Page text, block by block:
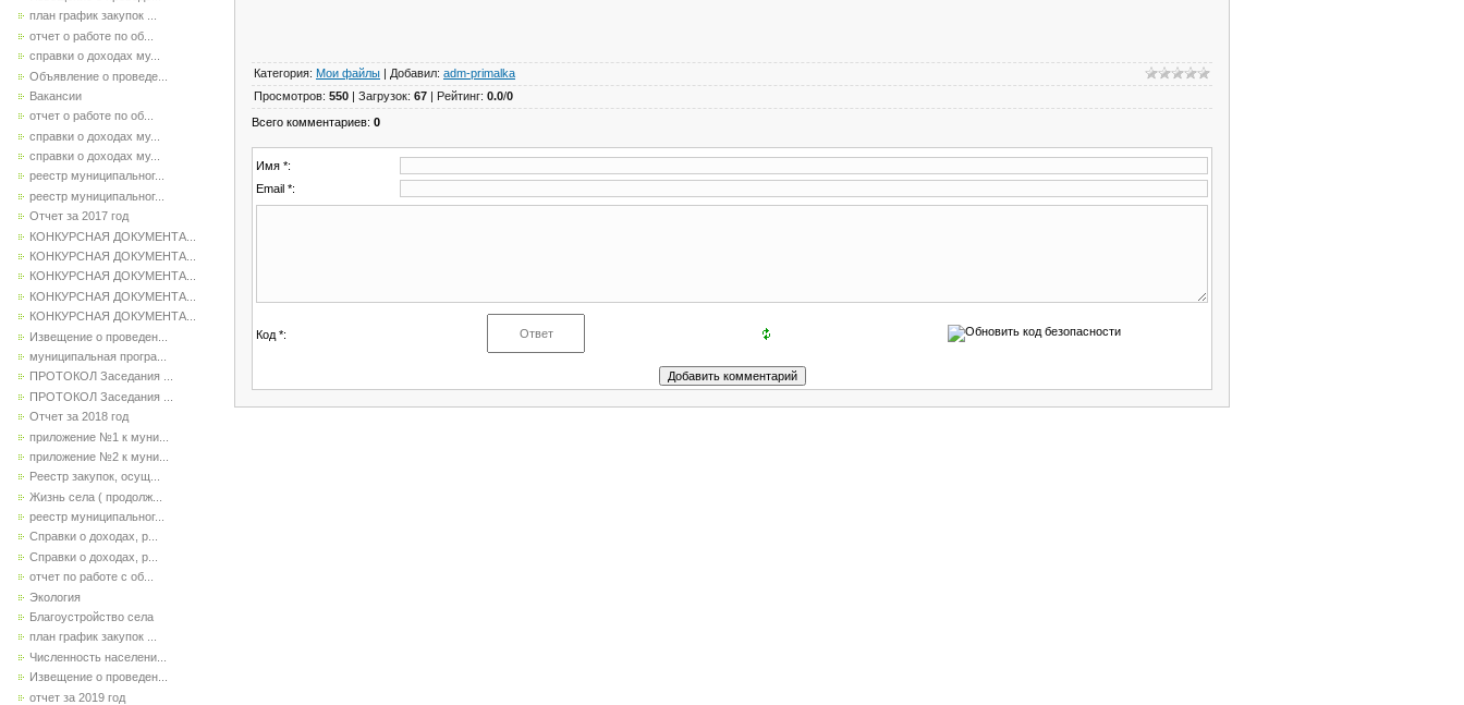
план график закупок ...
отчет о работе по об...
справки о доходах му...
Объявление о проведе...
Вакансии
отчет о работе по об...
справки о доходах му...
справки о доходах му...
реестр муниципальног...
реестр муниципальног...
Отчет за 2017 год
КОНКУРСНАЯ ДОКУМЕНТА...
КОНКУРСНАЯ ДОКУМЕНТА...
КОНКУРСНАЯ ДОКУМЕНТА...
КОНКУРСНАЯ ДОКУМЕНТА...
КОНКУРСНАЯ ДОКУМЕНТА...
Извещение о проведен...
муниципальная програ...
ПРОТОКОЛ Заседания ...
ПРОТОКОЛ Заседания ...
Отчет за 2018 год
приложение №1 к муни...
приложение №2 к муни...
Реестр закупок, осущ...
Жизнь села ( продолж...
реестр муниципальног...
Справки о доходах, р...
Справки о доходах, р...
отчет по работе с об...
Экология
Благоустройство села
план график закупок ...
Численность населени...
Извещение о проведен...
отчет за 2019 год
Категория: Мои файлы | Добавил: adm-primalka
Просмотров: 550 | Загрузок: 67 | Рейтинг: 0.0/0
Всего комментариев: 0
Имя *:
Email *:
Код *: